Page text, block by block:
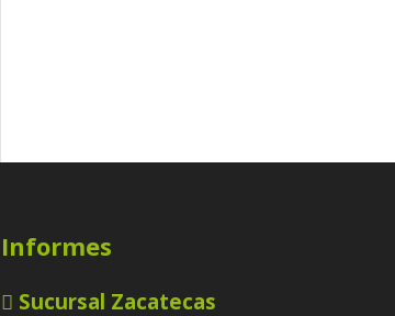
Informes
Sucursal Zacatecas